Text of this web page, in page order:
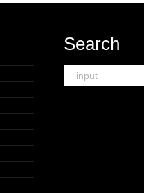
Search